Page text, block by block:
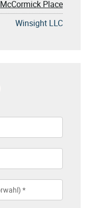
McCormick Place
Winsight LLC